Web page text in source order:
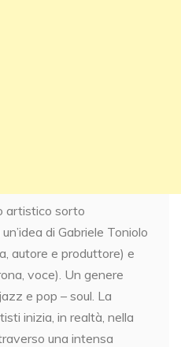
artistico sorto
di Gabriele Toniolo
autore e produttore) e
voce). Un genere
e pop – soul. La
inizia, in realtà, nella
una intensa